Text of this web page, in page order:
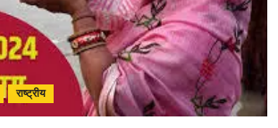
राष्ट्रीय